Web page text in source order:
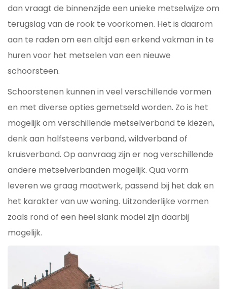
dan vraagt de binnenzijde een unieke metselwijze om
terugslag van de rook te voorkomen. Het is daarom
aan te raden om een altijd een erkend vakman in te
huren voor het metselen van een nieuwe
schoorsteen.
Schoorstenen kunnen in veel verschillende vormen
en met diverse opties gemetseld worden. Zo is het
mogelijk om verschillende metselverband te kiezen,
denk aan halfsteens verband, wildverband of
kruisverband. Op aanvraag zijn er nog verschillende
andere metselverbanden mogelijk. Qua vorm
leveren we graag maatwerk, passend bij het dak en
het karakter van uw woning. Uitzonderlijke vormen
zoals rond of een heel slank model zijn daarbij
mogelijk.